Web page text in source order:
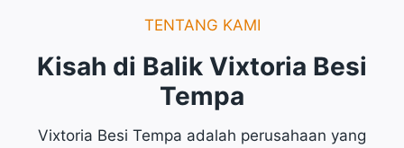
TENTANG KAMI
Kisah di Balik Vixtoria Besi
Tempa
Vixtoria Besi Tempa adalah perusahaan yang